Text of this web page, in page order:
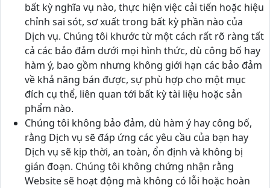
bất kỳ nghĩa vụ nào, thực hiện việc cải tiến hoặc hiệu
chỉnh sai sót, sơ xuất trong bất kỳ phần nào của
Dịch vụ. Chúng tôi khước từ một cách rất rõ ràng tất
cả các bảo đảm dưới mọi hình thức, dù công bố hay
hàm ý, bao gồm nhưng không giới hạn các bảo đảm
về khả năng bán được, sự phù hợp cho một mục
đích cụ thể, liên quan tới bất kỳ tài liệu hoặc sản
phẩm nào.
Chúng tôi không bảo đảm, dù hàm ý hay công bố,
rằng Dịch vụ sẽ đáp ứng các yêu cầu của bạn hay
Dịch vụ sẽ kịp thời, an toàn, ổn định và không bị
gián đoạn. Chúng tôi không chứng nhận rằng
Website sẽ hoạt động mà không có lỗi hoặc hoàn